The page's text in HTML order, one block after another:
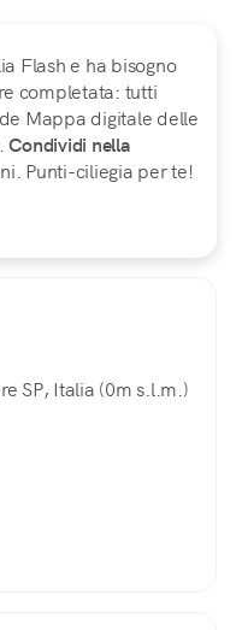
Flash e ha bisogno
completata: tutti
Mappa digitale delle
Condividi nella
Punti-ciliegia per te!
SP, Italia (0m s.l.m.)